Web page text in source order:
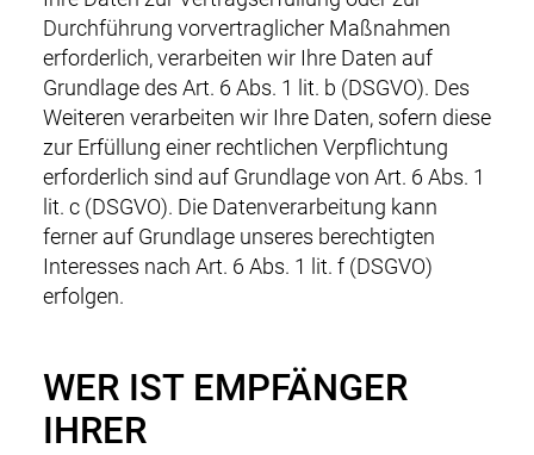
Durchführung vorvertraglicher Maßnahmen
erforderlich, verarbeiten wir Ihre Daten auf
Grundlage des Art. 6 Abs. 1 lit. b (DSGVO). Des
Weiteren verarbeiten wir Ihre Daten, sofern diese
zur Erfüllung einer rechtlichen Verpflichtung
erforderlich sind auf Grundlage von Art. 6 Abs. 1
lit. c (DSGVO). Die Datenverarbeitung kann
ferner auf Grundlage unseres berechtigten
Interesses nach Art. 6 Abs. 1 lit. f (DSGVO)
erfolgen.
WER IST EMPFÄNGER
IHRER